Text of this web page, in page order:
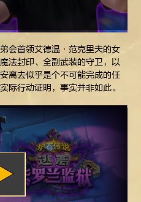
会首领艾德温·范克里夫的女
法封印、全副武装的守卫，以
离去似乎是个不可能完成的任
际行动证明，事实并非如此。